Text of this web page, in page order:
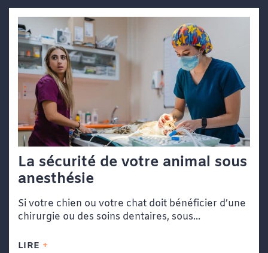
La sécurité de votre animal sous
anesthésie
Si votre chien ou votre chat doit bénéficier d’une
chirurgie ou des soins dentaires, sous...
LIRE